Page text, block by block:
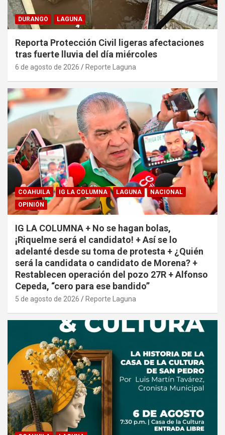
DURANGO LAGUNA
Reporta Protección Civil ligeras afectaciones
tras fuerte lluvia del día miércoles
6 de agosto de 2026 Reporte Laguna
COAHUILA IG LA COLUMNA LAGUNA
NACIONAL
OPINIÓN
IG LA COLUMNA + No se hagan bolas,
¡Riquelme será el candidato! + Así se lo
adelanté desde su toma de protesta + ¿Quién
será la candidata o candidato de Morena? +
Restablecen operación del pozo 27R + Alfonso
Cepeda, “cero para ese bandido”
5 de agosto de 2026 Reporte Laguna